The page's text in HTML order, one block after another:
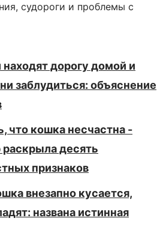
судороги и проблемы с
дорогу домой и
заблудиться: объяснение
что кошка несчастна -
раскрыла десять
признаков
внезапно кусается,
названа истинная